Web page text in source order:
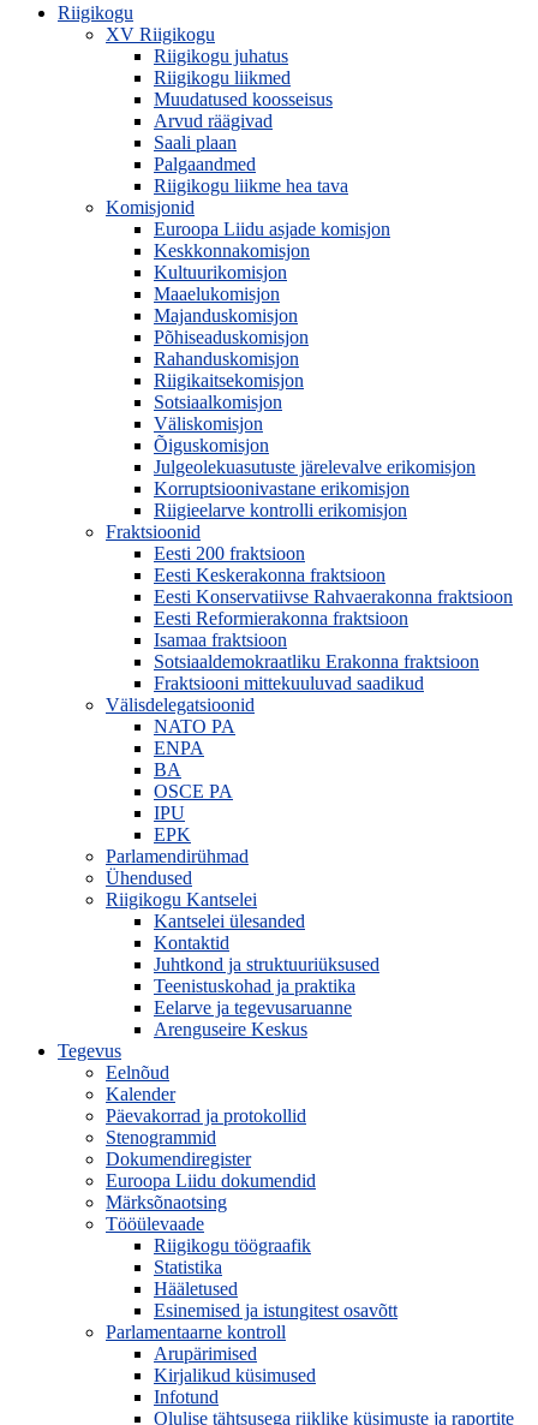
Riigikogu
XV Riigikogu
Riigikogu juhatus
Riigikogu liikmed
Muudatused koosseisus
Arvud räägivad
Saali plaan
Palgaandmed
Riigikogu liikme hea tava
Komisjonid
Euroopa Liidu asjade komisjon
Keskkonnakomisjon
Kultuurikomisjon
Maaelukomisjon
Majanduskomisjon
Põhiseaduskomisjon
Rahanduskomisjon
Riigikaitsekomisjon
Sotsiaalkomisjon
Väliskomisjon
Õiguskomisjon
Julgeolekuasutuste järelevalve erikomisjon
Korruptsioonivastane erikomisjon
Riigieelarve kontrolli erikomisjon
Fraktsioonid
Eesti 200 fraktsioon
Eesti Keskerakonna fraktsioon
Eesti Konservatiivse Rahvaerakonna fraktsioon
Eesti Reformierakonna fraktsioon
Isamaa fraktsioon
Sotsiaaldemokraatliku Erakonna fraktsioon
Fraktsiooni mittekuuluvad saadikud
Välisdelegatsioonid
NATO PA
ENPA
BA
OSCE PA
IPU
EPK
Parlamendirühmad
Ühendused
Riigikogu Kantselei
Kantselei ülesanded
Kontaktid
Juhtkond ja struktuuriüksused
Teenistuskohad ja praktika
Eelarve ja tegevusaruanne
Arenguseire Keskus
Tegevus
Eelnõud
Kalender
Päevakorrad ja protokollid
Stenogrammid
Dokumendiregister
Euroopa Liidu dokumendid
Märksõnaotsing
Tööülevaade
Riigikogu töögraafik
Statistika
Hääletused
Esinemised ja istungitest osavõtt
Parlamentaarne kontroll
Arupärimised
Kirjalikud küsimused
Infotund
Olulise tähtsusega riiklike küsimuste ja raportite